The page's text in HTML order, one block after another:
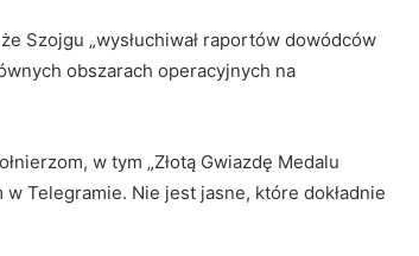
Szojgu „wysłuchiwał raportów dowódców
obszarach operacyjnych na
w tym „Złotą Gwiazdę Medalu
Telegramie. Nie jest jasne, które dokładnie